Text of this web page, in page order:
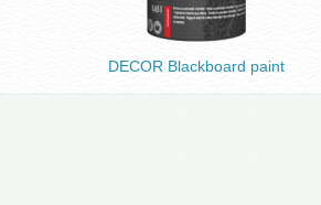
DECOR Blackboard paint